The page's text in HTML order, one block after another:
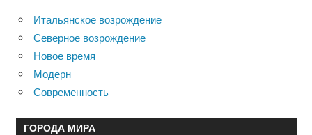
Итальянское возрождение
Северное возрождение
Новое время
Модерн
Современность
ГОРОДА МИРА